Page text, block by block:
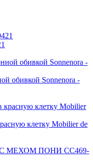
обивкой Sonnenora -
клетку Mobilier de